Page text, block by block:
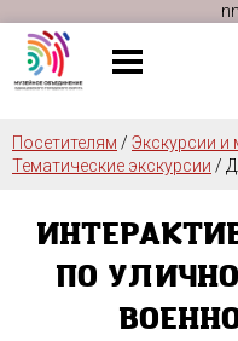
nn
Посетителям / Экскурсии и
Тематические экскурсии /
ПО